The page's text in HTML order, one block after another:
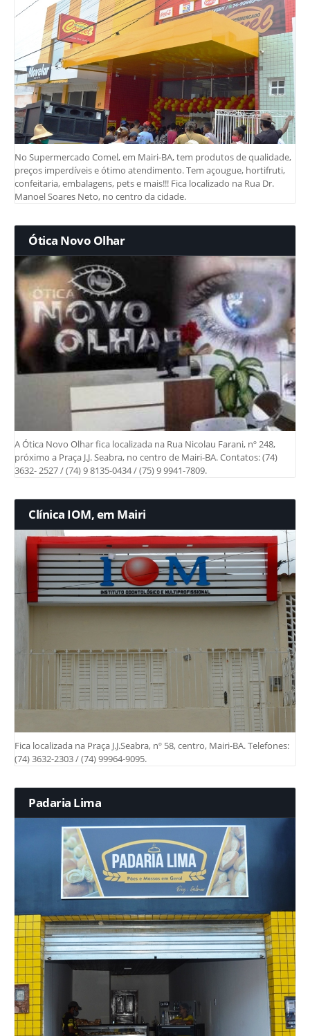
No Supermercado Comel, em Mairi-BA, tem produtos de qualidade,
preços imperdíveis e ótimo atendimento. Tem açougue, hortifruti,
confeitaria, embalagens, pets e mais!!! Fica localizado na Rua Dr.
Manoel Soares Neto, no centro da cidade.
Ótica Novo Olhar
A Ótica Novo Olhar fica localizada na Rua Nicolau Farani, nº 248,
próximo a Praça J.J. Seabra, no centro de Mairi-BA. Contatos: (74)
3632- 2527 / (74) 9 8135-0434 / (75) 9 9941-7809.
Clínica IOM, em Mairi
Fica localizada na Praça J.J.Seabra, nº 58, centro, Mairi-BA. Telefones:
(74) 3632-2303 / (74) 99964-9095.
Padaria Lima